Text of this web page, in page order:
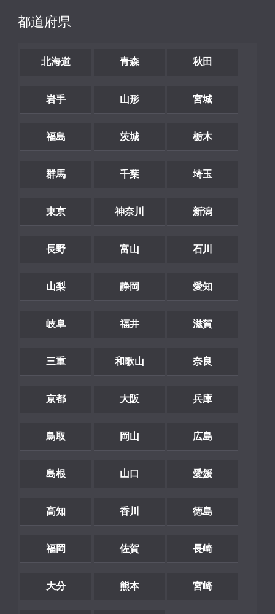
都道府県
北海道 青森 秋田
岩手 山形 宮城
福島 茨城 栃木
群馬 千葉 埼玉
東京 神奈川 新潟
長野 富山 石川
山梨 静岡 愛知
岐阜 福井 滋賀
三重 和歌山 奈良
京都 大阪 兵庫
鳥取 岡山 広島
島根 山口 愛媛
高知 香川 徳島
福岡 佐賀 長崎
大分 熊本 宮崎